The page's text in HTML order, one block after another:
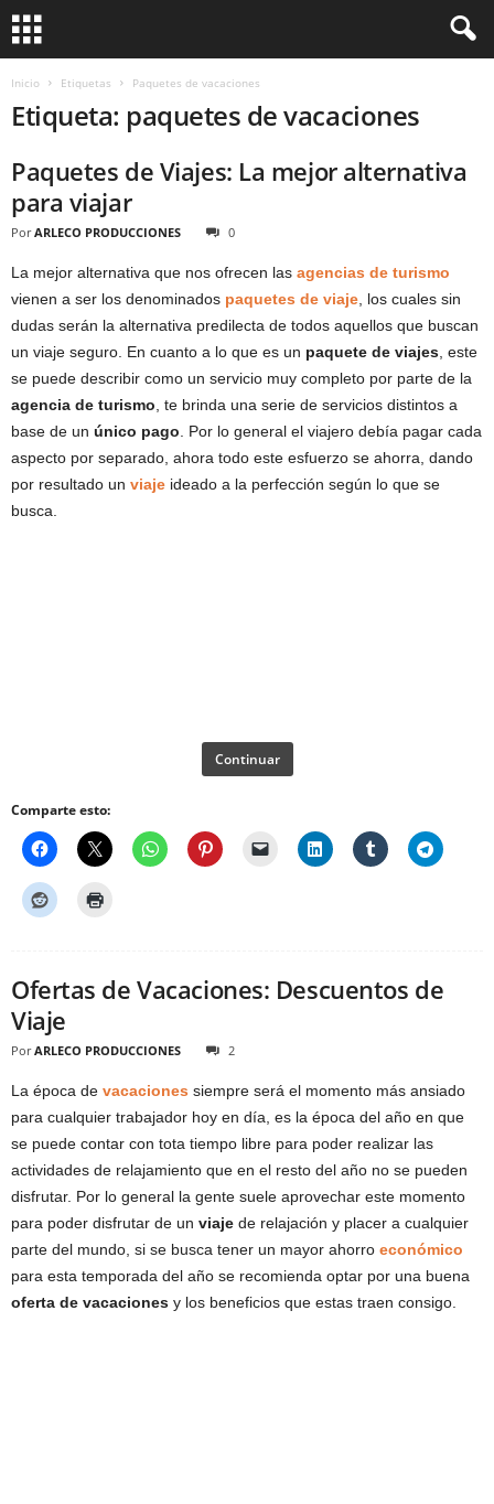
Inicio Etiquetas Paquetes de vacaciones
Etiqueta: paquetes de vacaciones
Paquetes de Viajes: La mejor alternativa
para viajar
Por ARLECO PRODUCCIONES 0
La mejor alternativa que nos ofrecen las agencias de turismo
vienen a ser los denominados paquetes de viaje , los cuales sin
dudas serán la alternativa predilecta de todos aquellos que buscan
un viaje seguro. En cuanto a lo que es un paquete de viajes , este
se puede describir como un servicio muy completo por parte de la
agencia de turismo , te brinda una serie de servicios distintos a
base de un único pago . Por lo general el viajero debía pagar cada
aspecto por separado, ahora todo este esfuerzo se ahorra, dando
por resultado un viaje ideado a la perfección según lo que se
busca.
Continuar
Comparte esto:
Ofertas de Vacaciones: Descuentos de
Viaje
Por ARLECO PRODUCCIONES 2
La época de vacaciones siempre será el momento más ansiado
para cualquier trabajador hoy en día, es la época del año en que
se puede contar con tota tiempo libre para poder realizar las
actividades de relajamiento que en el resto del año no se pueden
disfrutar. Por lo general la gente suele aprovechar este momento
para poder disfrutar de un viaje de relajación y placer a cualquier
parte del mundo, si se busca tener un mayor ahorro económico
para esta temporada del año se recomienda optar por una buena
oferta de vacaciones y los beneficios que estas traen consigo.